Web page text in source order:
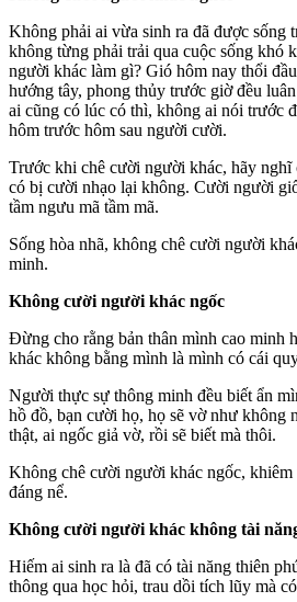
Không phải ai vừa sinh ra đã được sống
không từng phải trải qua cuộc sống khó
người khác làm gì? Gió hôm nay thổi
hướng tây, phong thủy trước giờ đều
ai cũng có lúc có thì, không ai nói trước
hôm trước hôm sau người cười.
Trước khi chê cười người khác, hãy nghĩ
có bị cười nhạo lại không. Cười người
tầm ngưu mã tầm mã.
Sống hòa nhã, không chê cười người
minh.
Không cười người khác ngốc
Đừng cho rằng bản thân mình cao minh
khác không bằng mình là mình có cái
Người thực sự thông minh đều biết ẩn
hồ đồ, bạn cười họ, họ sẽ vờ như không
thật, ai ngốc giả vờ, rồi sẽ biết mà thôi.
Không chê cười người khác ngốc,
đáng nể.
Không cười người khác không tài
Hiếm ai sinh ra là đã có tài năng thiên
thông qua học hỏi, trau dồi tích lũy mà